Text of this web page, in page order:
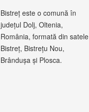
Bistreț este o comună în
județul Dolj, Oltenia,
România, formată din satele
Bistreț, Bistrețu Nou,
Brândușa și Plosca.